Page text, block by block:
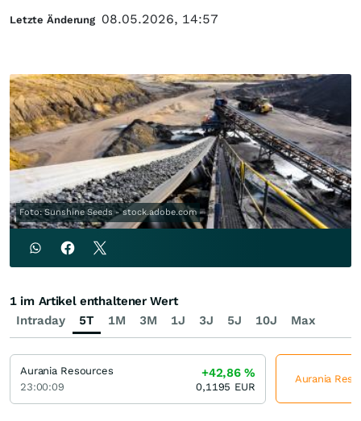
Foto: Sunshine Seeds - stock.adobe.com
Letzte Änderung 08.05.2026, 14:57
Intraday 5T 1M 3M 1J 3J 5J 10J Max
1 im Artikel enthaltener Wert
Aurania Resources
23:00:09
+42,86%
0,1195 EUR
Aurania